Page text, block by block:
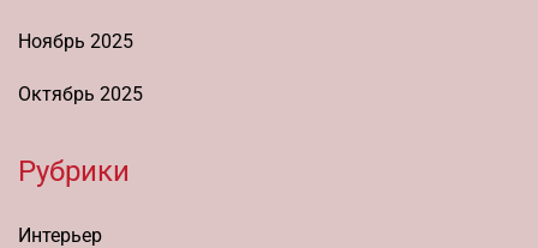
Ноябрь 2025
Октябрь 2025
Рубрики
Интерьер